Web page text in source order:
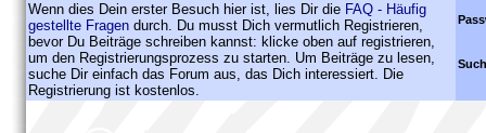
Wenn dies Dein erster Besuch hier ist, lies Dir die FAQ - Häufig
gestellte Fragen durch. Du musst Dich vermutlich Registrieren,
bevor Du Beiträge schreiben kannst: klicke oben auf registrieren,
um den Registrierungsprozess zu starten. Um Beiträge zu lesen,
suche Dir einfach das Forum aus, das Dich interessiert. Die
Registrierung ist kostenlos.